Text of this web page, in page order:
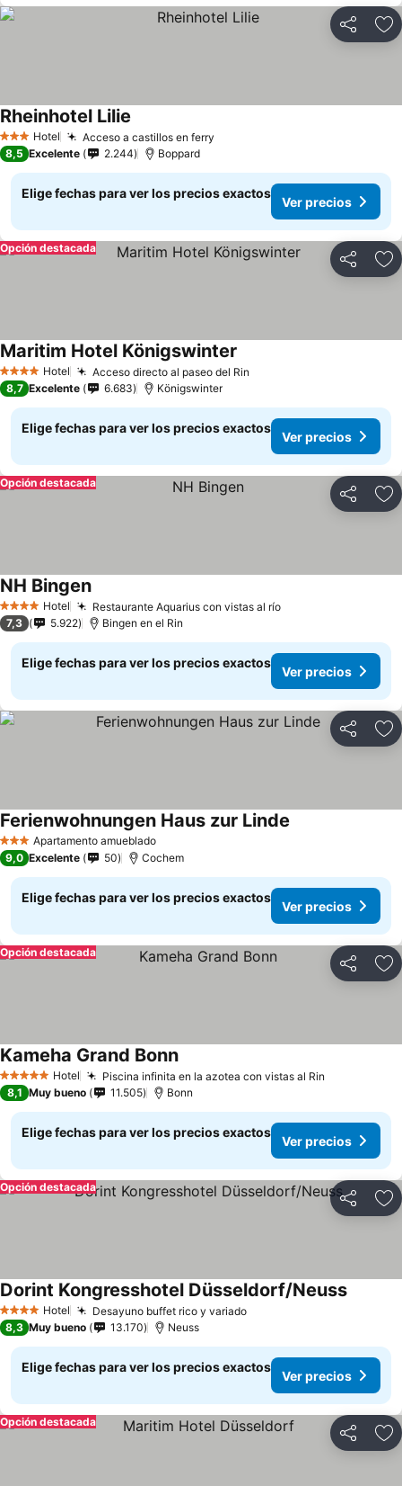
Compartir
3 Estrellas
Hotel Acceso a castillos en ferry
Rheinhotel Lilie
8,5 Excelente 2.244 Boppard
Elige fechas para ver los precios exactos
Ver precios
Compartir
Opción destacada
4 EstrellasHotel Acceso directo al paseo del Rin
Maritim Hotel Königswinter
8,7 Excelente 6.683 Königswinter
Elige fechas para ver los precios exactos
Ver precios
Compartir
Opción destacada
4 EstrellasHotel Restaurante Aquarius con vistas al río
NH Bingen
7,3 5.922 Bingen en el Rin
Elige fechas para ver los precios exactos
Ver precios
Compartir
3 EstrellasApartamento amueblado
Ferienwohnungen Haus zur Linde
9,0 Excelente 50 Cochem
Elige fechas para ver los precios exactos
Ver precios
Compartir
Opción destacada
5 Estrellas Hotel Piscina infinita en la azotea con vistas al Rin
Kameha Grand Bonn
8,1 Muy bueno 11.505 Bonn
Elige fechas para ver los precios exactos
Ver precios
Compartir
Opción destacada
4 EstrellasHotel Desayuno buffet rico y variado
Dorint Kongresshotel Düsseldorf/Neuss
8,3 Muy bueno 13.170 Neuss
Elige fechas para ver los precios exactos
Ver precios
Compartir
Opción destacada